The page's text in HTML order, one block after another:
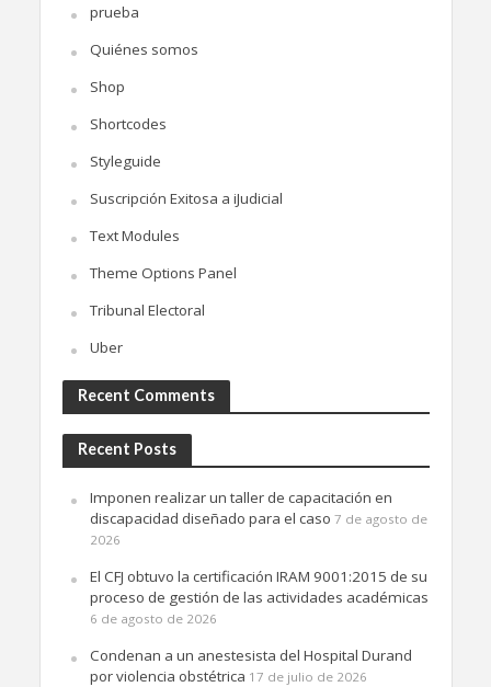
prueba
Quiénes somos
Shop
Shortcodes
Styleguide
Suscripción Exitosa a iJudicial
Text Modules
Theme Options Panel
Tribunal Electoral
Uber
Recent Comments
Recent Posts
Imponen realizar un taller de capacitación en
discapacidad diseñado para el caso 7 de agosto de
2026
El CFJ obtuvo la certificación IRAM 9001:2015 de su
proceso de gestión de las actividades académicas
6 de agosto de 2026
Condenan a un anestesista del Hospital Durand
por violencia obstétrica 17 de julio de 2026